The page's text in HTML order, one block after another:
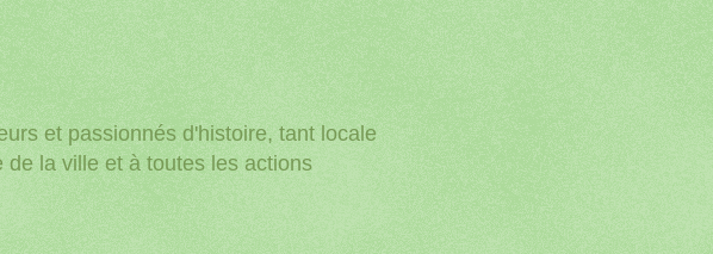
et passionnés d'histoire, tant locale
la ville et à toutes les actions